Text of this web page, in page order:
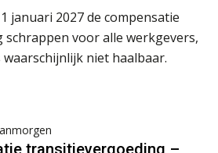
januari 2027 de compensatie
voor alle werkgevers,
waarschijnlijk niet haalbaar.
transitievergoeding –